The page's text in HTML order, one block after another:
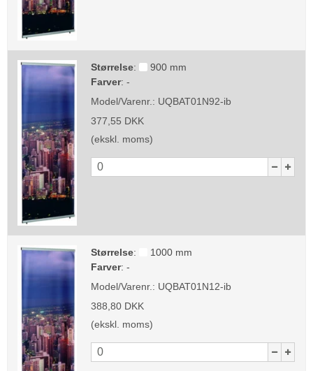
Størrelse:
900 mm
Farver: -
Model/Varenr.: UQBAT01N92-ib
377,55 DKK
(ekskl. moms)
Størrelse:
1000 mm
Farver: -
Model/Varenr.: UQBAT01N12-ib
388,80 DKK
(ekskl. moms)